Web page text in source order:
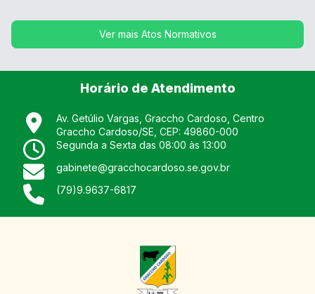
Ver mais Atos Normativos
Horário de Atendimento
Av. Getúlio Vargas, Graccho Cardoso, Centro
Graccho Cardoso/SE , CEP: 49860-000
Segunda a Sexta das 08:00 às 13:00
gabinete@gracchocardoso.se.gov.br
(79)9.9637-6817